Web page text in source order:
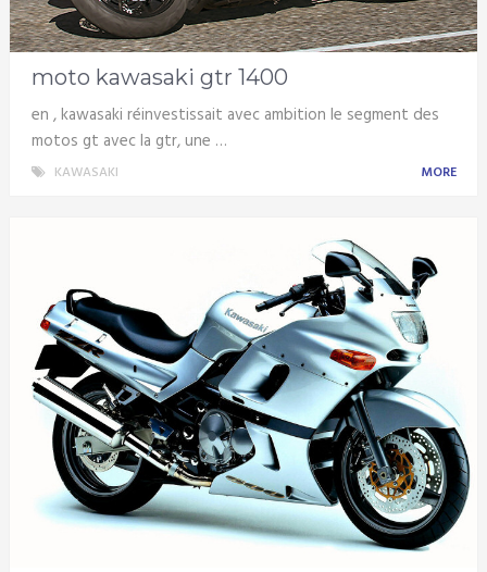
moto kawasaki gtr 1400
en , kawasaki réinvestissait avec ambition le segment des
motos gt avec la gtr, une …
KAWASAKI MORE